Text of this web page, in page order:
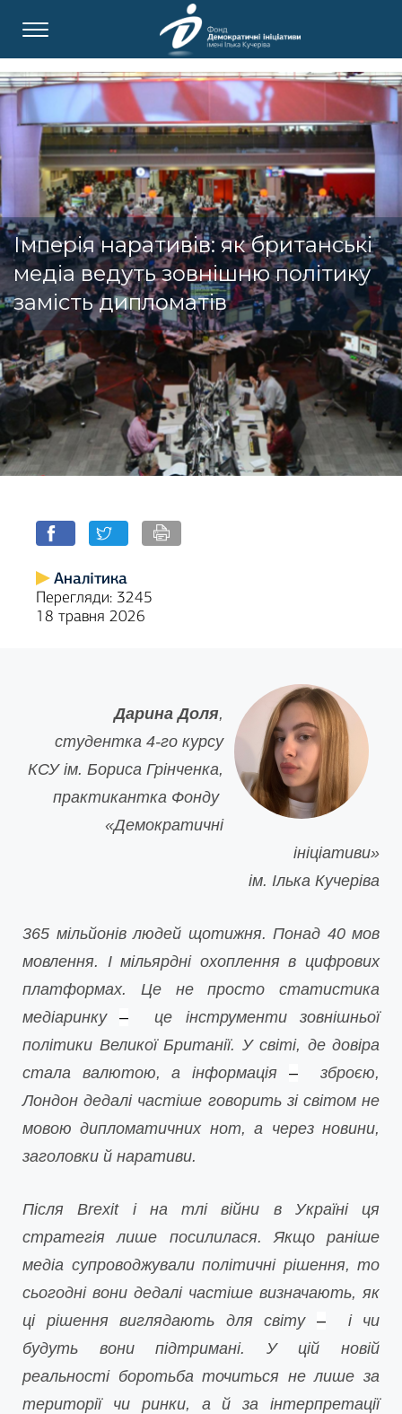
Імперія наративів: як британські
медіа ведуть зовнішню політику
замість дипломатів
Аналітика
Перегляди: 3245
18 травня 2026
Дарина Доля,
студентка 4-го курсу
КСУ ім. Бориса Грінченка,
практикантка Фонду
«Демократичні
ініціативи»
ім. Ілька Кучеріва
365 мільйонів людей щотижня. Понад 40 мов
мовлення. І мільярдні охоплення в цифрових
платформах. Це не просто статистика
медіаринку– це інструменти зовнішньої
політики Великої Британії. У світі, де довіра
стала валютою, а інформація –зброєю,
Лондон дедалі частіше говорить зі світом не
мовою дипломатичних нот, а через новини,
заголовки й наративи.
Після Brexit і на тлі війни в Україні ця
стратегія лише посилилася. Якщо раніше
медіа супроводжували політичні рішення, то
сьогодні вони дедалі частіше визначають, як
ці рішення виглядають для світу –і чи
будуть вони підтримані. У цій новій
реальності боротьба точиться не лише за
території чи ринки, а й за інтерпретації